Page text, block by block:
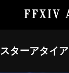
FFXIV
ターアタイア